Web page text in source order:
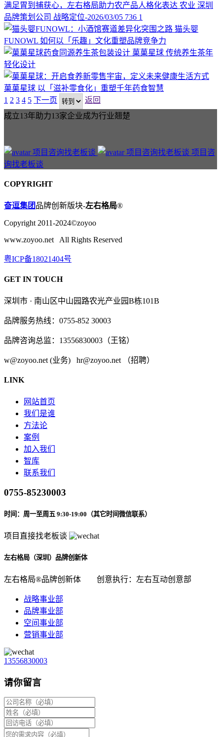
满足胃到捕获心，左右格局助力农产品人格化表达 农业 深圳
品牌策划公司 战略定位-2026/03/05 736 1
猫头婴
FUNOWL 如何以「乐趣」文化重塑品牌竞争力
菓菓星球 传统养生茶年
轻化设计
菓菓星球 以「滋补零食化」重塑千年药食智慧
1 2 3 4 5 下一页
返回
成立13年助力13家企业成为行业翘楚
项目咨
询找老板谈
COPYRIGHT
奋逗集团品牌创新版块-左右格局®
Copyright 2011-2024©zoyoo
www.zoyoo.net All Rights Reserved
粤ICP备18021404号
GET IN TOUCH
深圳市 · 南山区中山园路农光产业园B栋101B
品牌服务热线：0755-852 30003
品牌咨询总监：13556830003（王铭）
w@zoyoo.net (业务) hr@zoyoo.net （招聘）
LINK
网站首页
我们是谁
方法论
案例
加入我们
智库
联系我们
0755-85230003
时间：周一至周五 9:30-19:00（其它时间微信联系）
项目直接找老板谈
左右格局（深圳）品牌创新体
左右格局®品牌创新体 创意执行：左右互动创意部
战略事业部
品牌事业部
空间事业部
营销事业部
13556830003
请你留言